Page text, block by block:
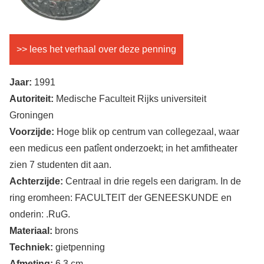
>> lees het verhaal over deze penning
Jaar: 1991
Autoriteit: Medische Faculteit Rijks universiteit
Groningen
Voorzijde: Hoge blik op centrum van collegezaal, waar
een medicus een patîent onderzoekt; in het amfitheater
zien 7 studenten dit aan.
Achterzijde: Centraal in drie regels een darigram. In de
ring eromheen: FACULTEIT der GENEESKUNDE en
onderin: .RuG.
Materiaal: brons
Techniek: gietpenning